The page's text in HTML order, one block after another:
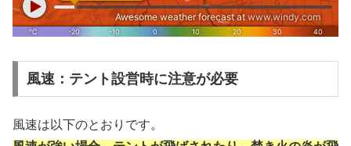
風速：テント設営時に注意が必要
風速は以下のとおりです。